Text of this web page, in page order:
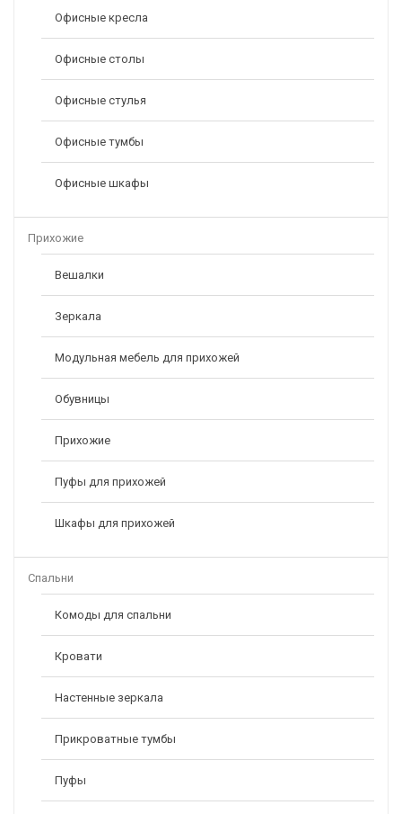
Офисные кресла
Офисные столы
Офисные стулья
Офисные тумбы
Офисные шкафы
Прихожие
Вешалки
Зеркала
Модульная мебель для прихожей
Обувницы
Прихожие
Пуфы для прихожей
Шкафы для прихожей
Спальни
Комоды для спальни
Кровати
Настенные зеркала
Прикроватные тумбы
Пуфы